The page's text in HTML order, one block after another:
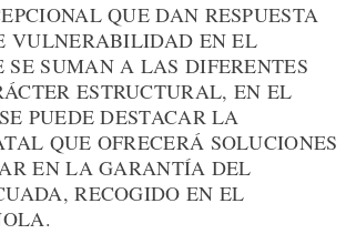
QUE DAN RESPUESTA
VULNERABILIDAD EN EL
SUMAN A LAS DIFERENTES
ESTRUCTURAL, EN EL
PUEDE DESTACAR LA
QUE OFRECERÁ SOLUCIONES
EN LA GARANTÍA DEL
RECOGIDO EN EL